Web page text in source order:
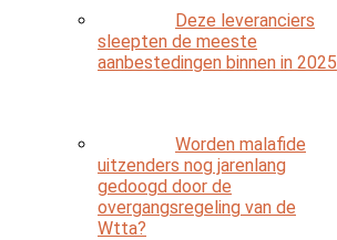
Deze leveranciers
sleepten de meeste
aanbestedingen binnen in 2025
Worden malafide
uitzenders nog jarenlang
gedoogd door de
overgangsregeling van de
Wtta?